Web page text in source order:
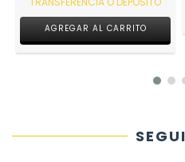
AGREGAR AL CARRITO